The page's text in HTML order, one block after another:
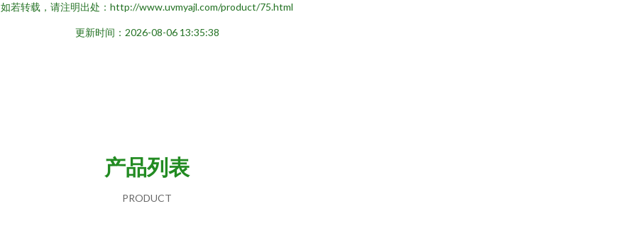
如若转载，请注明出处：http://www.uvmyajl.com/product/75.html
更新时间：2026-08-06 13:35:38
产品列表
PRODUCT